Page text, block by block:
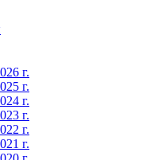
г.
г.
г.
г.
г.
г.